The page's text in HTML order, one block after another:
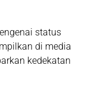
status
di media
kedekatan